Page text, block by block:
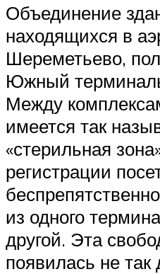
Объединение
находящихся в
Шереметьево,
Южный
Между
имеется так
«стерильная
регистрации
из одного
другой. Эта
появилась не так